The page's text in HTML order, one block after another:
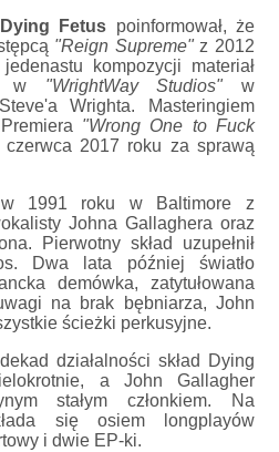
Dying Fetus poinformował, że
"Reign Supreme" z 2012
kompozycji materiał
w "WrightWay Studios"w
Wrighta. Masteringiem
"Wrong One to Fuck
czerwca 2017 roku za sprawą
w 1991 roku w Baltimore z
Johna Gallaghera oraz
Pierwotny skład uzupełnił
Dwa lata później światło
demówka, zatytułowana
na brak bębniarza, John
ścieżki perkusyjne.
działalności skład Dying
a John Gallagher
stałym członkiem. Na
się osiem longplayów
i dwie EP-ki.